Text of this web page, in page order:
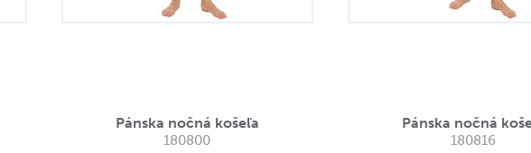
Pánska nočná košeľa
180800
Pánska nočná
180816